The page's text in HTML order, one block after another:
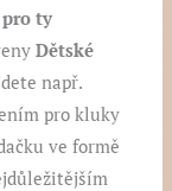
pro ty
Dětské
např.
pro kluky
ve formě